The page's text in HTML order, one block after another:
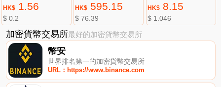
HK$1.56
$ 0.2
HK$ 595.15
$ 76.39
HK$8.15
$ 1.046
加密貨幣交易所最好的加密貨幣交易所
幣安
世界排名第一的加密貨幣交易所
URL：https://www.binance.com